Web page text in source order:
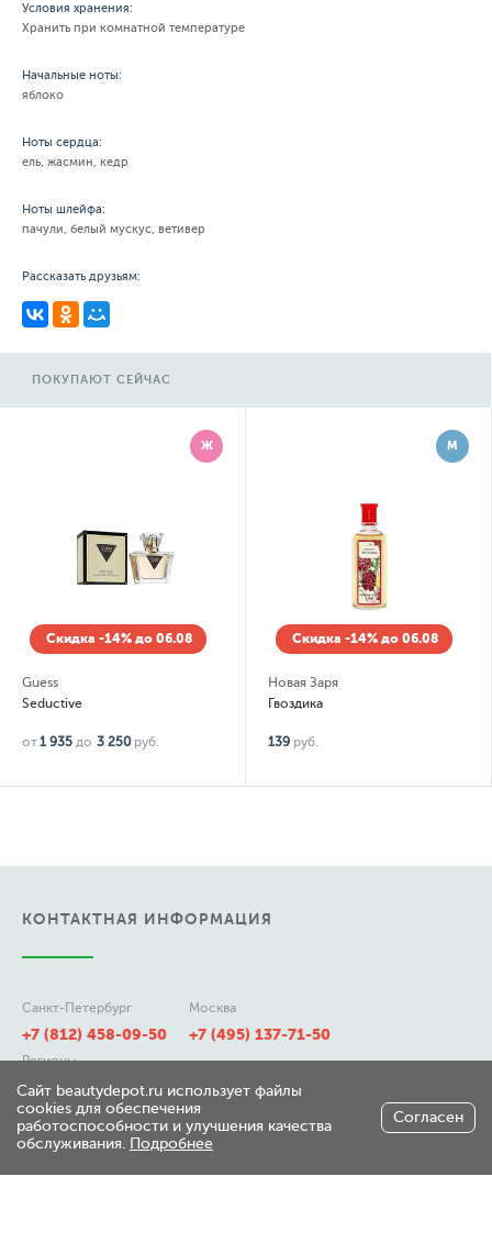
Условия хранения:
Хранить при комнатной температуре
Начальные ноты:
яблоко
Ноты сердца:
ель, жасмин, кедр
Ноты шлейфа:
пачули, белый мускус, ветивер
Рассказать друзьям:
ПОКУПАЮТ СЕЙЧАС
Ж
Скидка -14% до 06.08
Guess
Seductive
от1 935 до3 250 руб.
М
Скидка -14% до 06.08
Новая Заря
Гвоздика
139 руб.
КОНТАКТНАЯ ИНФОРМАЦИЯ
Санкт-Петербург
+7 (812) 458-09-50
Москва
+7 (495) 137-71-50
Регионы
8 (800) 511-21-50
197348, г. Санкт-Петербург,
Сайт beautydepot.ru использует файлы
cookies для обеспечения
работоспособности и улучшения качества
обслуживания. Подробнее
Согласен